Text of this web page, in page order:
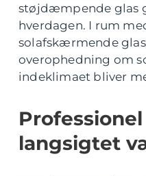
støjdæmpende glas
hverdagen. I rum
solafskærmende
overophedning om
indeklimaet bliver
langsigtet